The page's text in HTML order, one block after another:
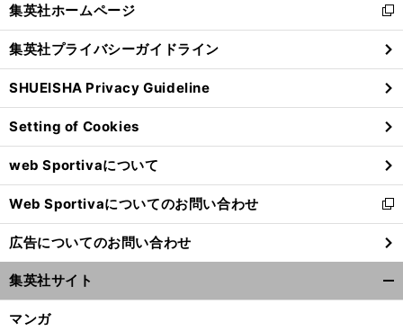
閉
る
集英社ホームページ
新
し
い
ウ
ィ
ン
ド
ウ
で
開
く
集英社プライバシーガイドライン
SHUEISHA Privacy Guideline
Setting of Cookies
web Sportivaについて
Web Sportivaについてのお問い合わせ
新
し
い
ウ
ィ
ン
広告についてのお問い合わせ
集英社サイト
マンガ